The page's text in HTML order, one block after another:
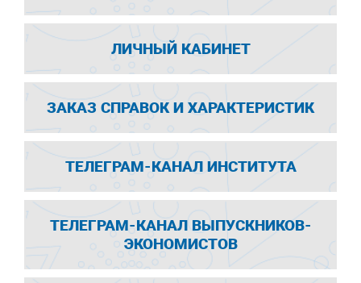
ЛИЧНЫЙ КАБИНЕТ
ЗАКАЗ СПРАВОК И ХАРАКТЕРИСТИК
ТЕЛЕГРАМ-КАНАЛ ИНСТИТУТА
ТЕЛЕГРАМ-КАНАЛ ВЫПУСКНИКОВ-
ЭКОНОМИСТОВ